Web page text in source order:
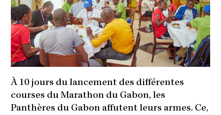
À 10 jours du lancement des différentes
courses du Marathon du Gabon, les
Panthères du Gabon affutent leurs armes. Ce,